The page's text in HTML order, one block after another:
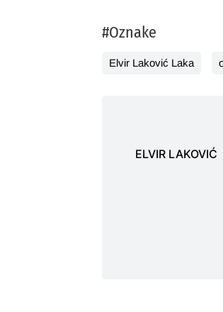
#Oznake
Elvir Laković Laka
ELVIR LAKOVIĆ